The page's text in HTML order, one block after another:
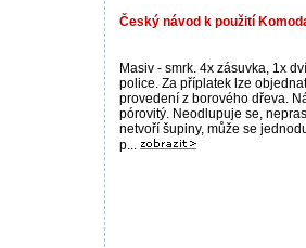
Český návod k použití
Masiv - smrk. 4x zásuvka, 1x
police. Za příplatek lze objednat
provedení z borového dřeva.
pórovitý. Neodlupuje se,
netvoří šupiny, může se
p...